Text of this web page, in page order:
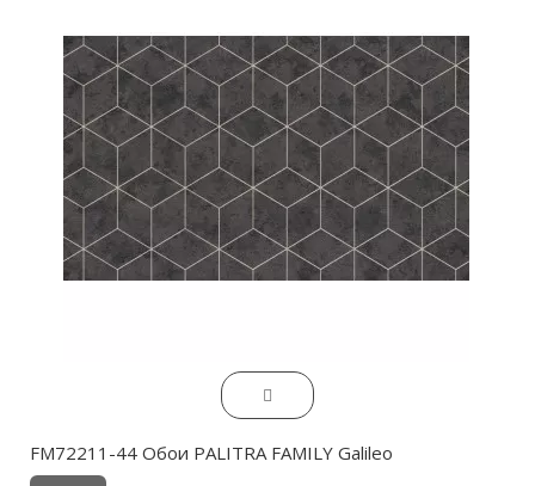
FM72211-44 Обои PALITRA FAMILY Galileo